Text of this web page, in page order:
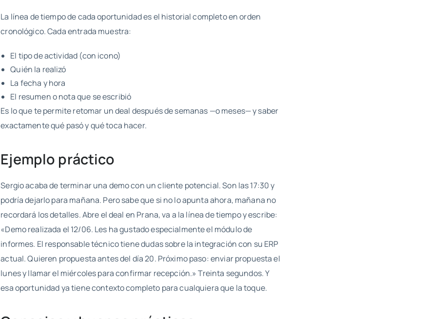
La línea de tiempo de cada oportunidad es el historial completo en orden
cronológico. Cada entrada muestra:
El tipo de actividad (con icono)
Quién la realizó
La fecha y hora
El resumen o nota que se escribió
Es lo que te permite retomar un deal después de semanas —o meses— y saber
exactamente qué pasó y qué toca hacer.
Ejemplo práctico
Sergio acaba de terminar una demo con un cliente potencial. Son las 17:30 y
podría dejarlo para mañana. Pero sabe que si no lo apunta ahora, mañana no
recordará los detalles. Abre el deal en Prana, va a la línea de tiempo y escribe:
«Demo realizada el 12/06. Les ha gustado especialmente el módulo de
informes. El responsable técnico tiene dudas sobre la integración con su ERP
actual. Quieren propuesta antes del día 20. Próximo paso: enviar propuesta el
lunes y llamar el miércoles para confirmar recepción.» Treinta segundos. Y
esa oportunidad ya tiene contexto completo para cualquiera que la toque.